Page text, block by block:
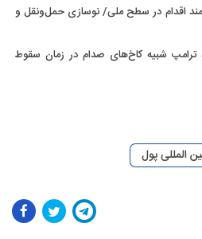
اقدام در سطح ملی/ نوسازی حمل‌ونقل و
ترامپ شبیه کاخ‌های صدام در زمان سقوط
المللی پول